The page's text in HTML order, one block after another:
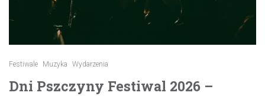
Festiwale Muzyka Wydarzenia
Dni Pszczyny Festiwal 2026 –